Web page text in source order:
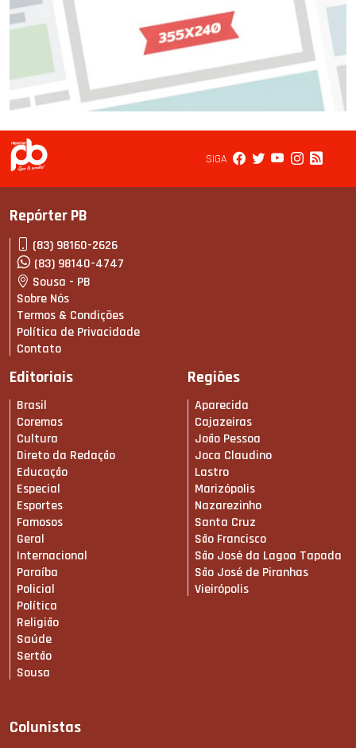
SIGA
Repórter PB
(83) 98160-2626
(83) 98140-4747
Sousa - PB
Sobre Nós
Termos & Condições
Política de Privacidade
Contato
Editoriais
Brasil
Coremas
Cultura
Direto da Redação
Educação
Especial
Esportes
Famosos
Geral
Internacional
Paraíba
Policial
Política
Religião
Saúde
Sertão
Sousa
Regiões
Aparecida
Cajazeiras
João Pessoa
Joca Claudino
Lastro
Marizópolis
Nazarezinho
Santa Cruz
São Francisco
São José da Lagoa Tapada
São José de Piranhas
Vieirópolis
Colunistas